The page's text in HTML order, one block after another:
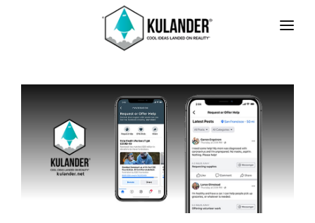
NOTICIAS
SERVICIOS
REVIEWS
ACERCA